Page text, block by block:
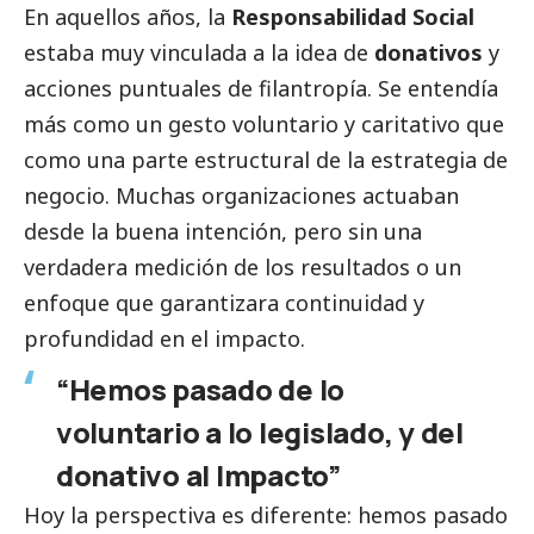
En aquellos años, la Responsabilidad Social
estaba muy vinculada a la idea de donativos y
acciones puntuales de filantropía. Se entendía
más como un gesto voluntario y caritativo que
como una parte estructural de la estrategia de
negocio. Muchas organizaciones actuaban
desde la buena intención, pero sin una
verdadera medición de los resultados o un
enfoque que garantizara continuidad y
profundidad en el impacto.
“Hemos pasado de lo
voluntario a lo legislado, y del
donativo al Impacto”
Hoy la perspectiva es diferente: hemos pasado